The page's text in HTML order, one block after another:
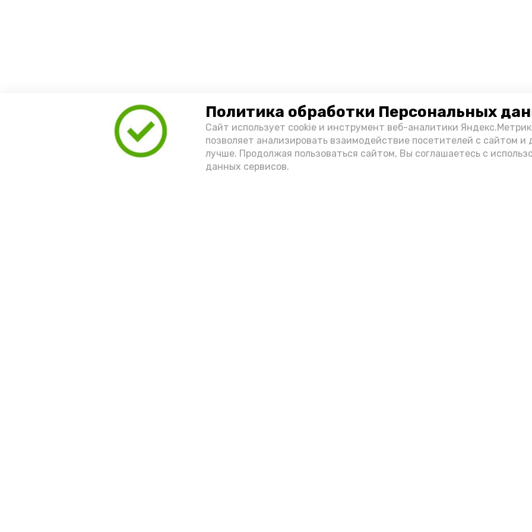
Политика обработки Персональных
Сайт использует cookie и инструмент веб-аналитики
позволяет анализировать взаимодействие посетителей с сайтом и
лучше. Продолжая пользоваться сайтом, Вы соглашаетесь с
данных сервисов.